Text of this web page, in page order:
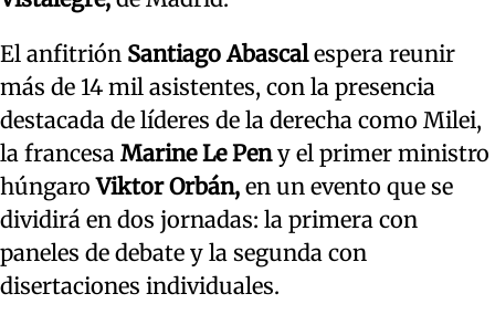
El anfitrión Santiago Abascalespera reunir
más de 14 mil asistentes, con la presencia
destacada de líderes de la derecha como Milei,
la francesa Marine Le Peny el primer ministro
húngaro Viktor Orbán, en un evento que se
dividirá en dos jornadas: la primera con
paneles de debate y la segunda con
disertaciones individuales.